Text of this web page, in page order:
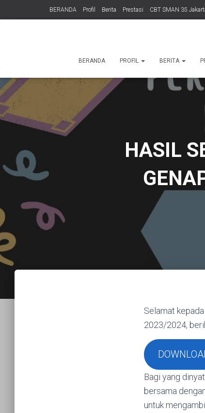
BERANDA Profil Berita Prestasi CBT SMAN 35
BERANDA PROFIL BERITA
HASIL
Selamat
2023/2024,
Bagi yang
bersama
untuk